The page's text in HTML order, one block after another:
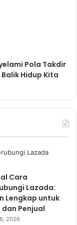
Pola Takdir
Hidup Kita
Cara
Lazada:
Lengkap untuk
dan Penjual
2026